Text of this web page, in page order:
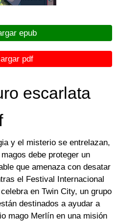
epub
pdf
escarlata
y el misterio se entrelazan,
debe proteger un
que amenaza con desatar
el Festival Internacional
en Twin City, un grupo
destinados a ayudar a
mago Merlín en una misión